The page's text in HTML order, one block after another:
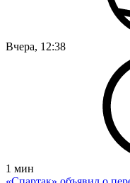
Вчера, 12:38
1 мин